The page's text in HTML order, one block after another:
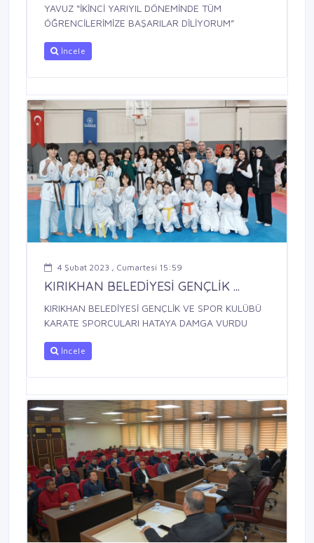
YAVUZ “İKİNCİ YARIYIL DÖNEMİNDE TÜM
ÖĞRENCİLERİMİZE BAŞARILAR DİLİYORUM”
İncele
4 Şubat 2023 , Cumartesi 15:59
KIRIKHAN BELEDİYESİ GENÇLİK ...
KIRIKHAN BELEDİYESİ GENÇLİK VE SPOR KULÜBÜ
KARATE SPORCULARI HATAYA DAMGA VURDU
İncele